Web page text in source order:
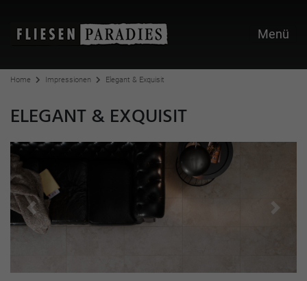
Menü
Home Impressionen Elegant & Exquisit
ELEGANT & EXQUISIT
Previous Next